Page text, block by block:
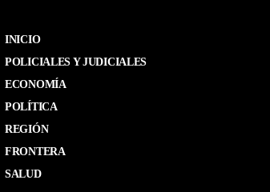
INICIO
POLICIALES Y JUDICIALES
ECONOMÍA
POLÍTICA
REGIÓN
FRONTERA
SALUD